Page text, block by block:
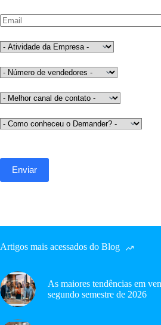
Artigos mais acessados do Blog
As maiores tendências em
segundo semestre de 2026